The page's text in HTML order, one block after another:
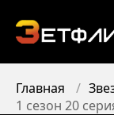
Главная
1 сезон 20